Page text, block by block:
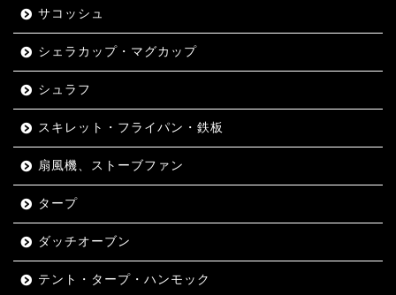
サコッシュ
シェラカップ・マグカップ
シュラフ
スキレット・フライパン・鉄板
扇風機、ストーブファン
タープ
ダッチオーブン
テント・タープ・ハンモック